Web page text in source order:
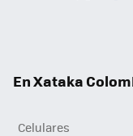
En Xataka
Celulares